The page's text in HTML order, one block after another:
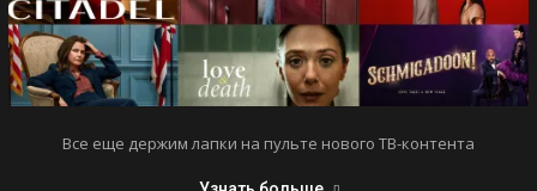
Все еще держим лапки на пульте нового ТВ-контента